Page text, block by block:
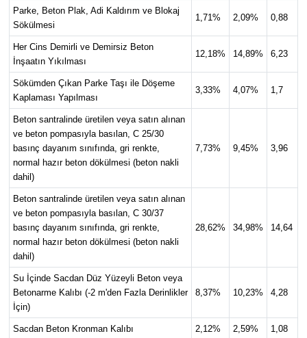
Parke, Beton Plak, Adi Kaldırım ve Blokaj
Sökülmesi
1,71% 2,09% 0,88
Her Cins Demirli ve Demirsiz Beton
İnşaatın Yıkılması
12,18% 14,89% 6,23
Sökümden Çıkan Parke Taşı ile Döşeme
Kaplaması Yapılması
3,33% 4,07% 1,7
Beton santralinde üretilen veya satın alınan
ve beton pompasıyla basılan, C 25/30
basınç dayanım sınıfında, gri renkte,
normal hazır beton dökülmesi (beton nakli
dahil)
7,73% 9,45% 3,96
Beton santralinde üretilen veya satın alınan
ve beton pompasıyla basılan, C 30/37
basınç dayanım sınıfında, gri renkte,
normal hazır beton dökülmesi (beton nakli
dahil)
28,62% 34,98% 14,64
Su İçinde Sacdan Düz Yüzeyli Beton veya
Betonarme Kalıbı (-2 m'den Fazla Derinlikler
İçin)
8,37% 10,23% 4,28
Sacdan Beton Kronman Kalıbı 2,12% 2,59% 1,08